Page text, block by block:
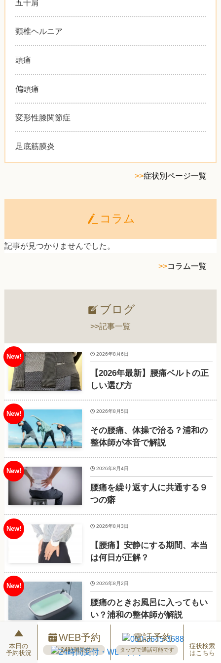
五十肩
頸椎ヘルニア
頭痛
偏頭痛
変形性膝関節症
足底筋膜炎
>>症状別ページ一覧
コラム
記事が見つかりませんでした。
>>コラム一覧
ブログ
>>記事一覧
【2026年最新】腰痛ベルトの正
しい選び方
2026年8月6日
その腰痛、体操で治る？浦和の
整体師が本音で解説
2026年8月5日
腰痛を繰り返す人に共通する９
つの癖
2026年8月4日
【腰痛】安静にする期間、本当
は何日が正解？
2026年8月3日
腰痛のときお風呂に入ってもい
い？浦和の整体師が解説
2026年8月2日
本日の
予約状況
WEB予約
24時間受付中
電話予約
タップで通話可能です
症状検索
はこちら